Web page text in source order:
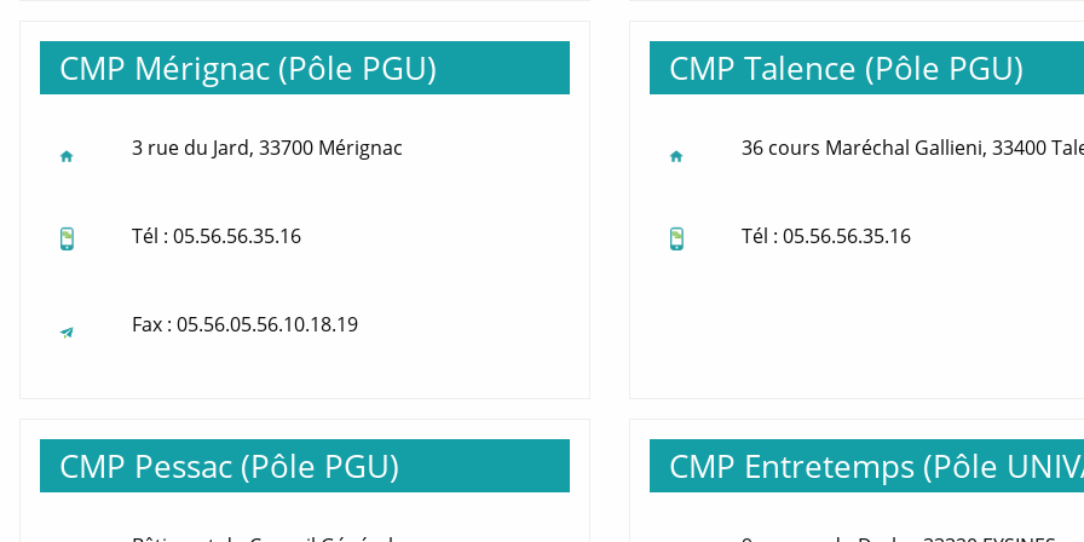
CMP Mérignac (Pôle PGU)
3 rue du Jard, 33700 Mérignac
Tél : 05.56.56.35.16
Fax : 05.56.05.56.10.18.19
CMP Talence (Pôle PGU)
36 cours Maréchal Gallieni, 33400
Tél : 05.56.56.35.16
CMP Pessac (Pôle PGU) CMP Entretemps (Pôle